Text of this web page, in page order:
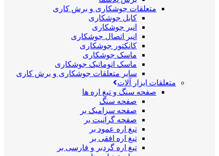
متعلقات جوشکاری و برش کاری
کابل جوشکاری
انبر جوشکاری
انبر اتصال جوشکاری
کانکتور جوشکاری
ماسک جوشکاری
ماسک اتوماتیک جوشکاری
سایر متعلقات جوشکاری و برش کاری
متعلقات ابزار آلات
صفحه سنگ و تیغ اره ها
صفحه سنگ
صفحه سرامیک بر
صفحه گرانیت بر
تیغ اره عمود بر
تیغ اره افقی بر
تیغ اره گردبر و فارسی بر